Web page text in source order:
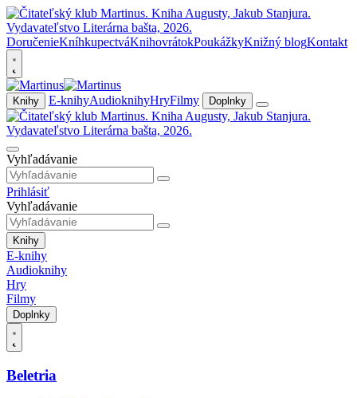
DoručenieKníhkupectváKnihovrátokPoukážkyKnižný blogKontakt
Knihy E-knihyAudioknihyHryFilmy Doplnky
Vyhľadávanie
Prihlásiť
Vyhľadávanie
Knihy
E-knihy
Audioknihy
Hry
Filmy
Doplnky
Beletria